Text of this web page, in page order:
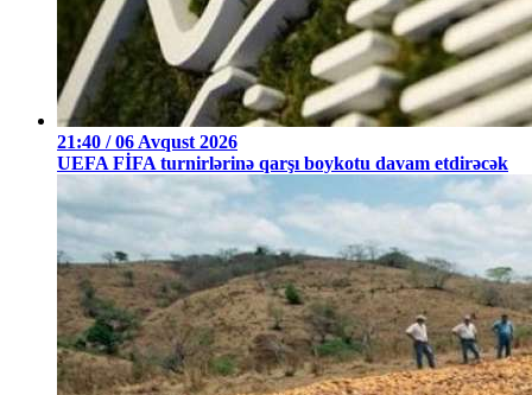
21:40 / 06 Avqust 2026
UEFA FİFA turnirlərinə qarşı boykotu davam etdirəcək